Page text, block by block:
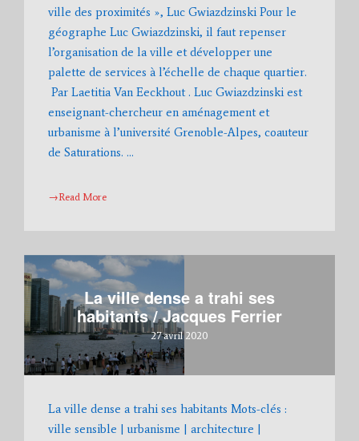
ville des proximités », Luc Gwiazdzinski Pour le
géographe Luc Gwiazdzinski, il faut repenser
l’organisation de la ville et développer une
palette de services à l’échelle de chaque quartier.
Par Laetitia Van Eeckhout . Luc Gwiazdzinski est
enseignant-chercheur en aménagement et
urbanisme à l’université Grenoble-Alpes, coauteur
de Saturations. …
→Read More
La ville dense a trahi ses
habitants / Jacques Ferrier
27 avril 2020
La ville dense a trahi ses habitants Mots-clés :
ville sensible | urbanisme | architecture |